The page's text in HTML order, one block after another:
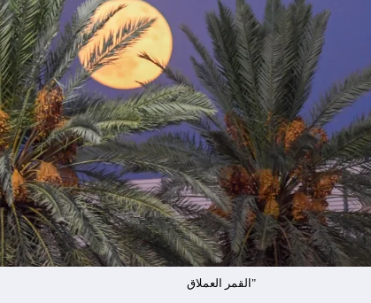
"القمر العملاق